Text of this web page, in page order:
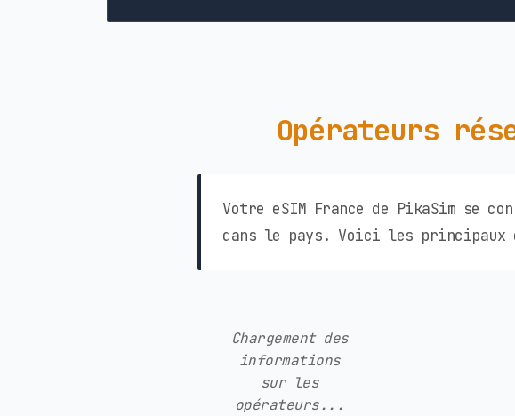
Opérateurs
Votre eSIM France de PikaSim se
dans le pays. Voici les principaux
Chargement des
informations
sur les
opérateurs...